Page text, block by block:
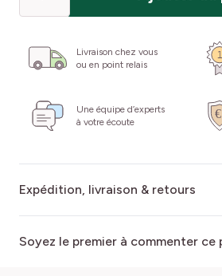
Livraison chez vous
ou en point relais
Une équipe d’experts
à votre écoute
Expédition, livraison & retours
Soyez le premier à commenter ce